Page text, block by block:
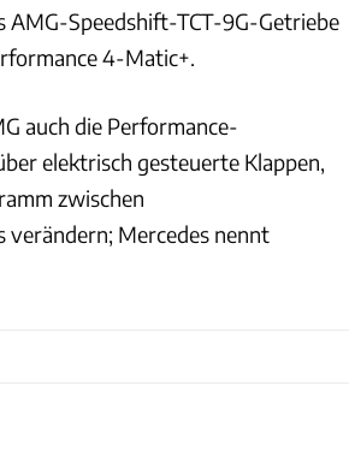
AMG-Speedshift-TCT-9G-Getriebe
4-Matic+.
auch die Performance-
elektrisch gesteuerte Klappen,
zwischen
Mercedes nennt